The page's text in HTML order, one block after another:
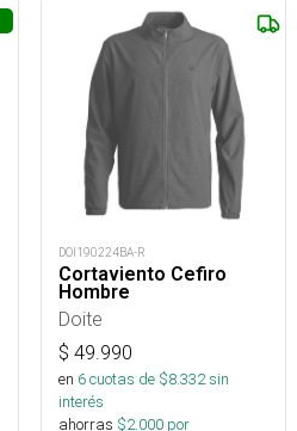
DOI190224BA-R
Cortaviento Cefiro
Hombre
Doite
$ 49.990
en 6cuotas de $8.332sin
interés
ahorras $2.000 por